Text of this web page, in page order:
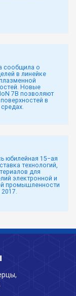
сообщила о
в линейке
Новые
7B позволяют
в
юбилейная 15−ая
технологий,
для
электронной и
промышленности